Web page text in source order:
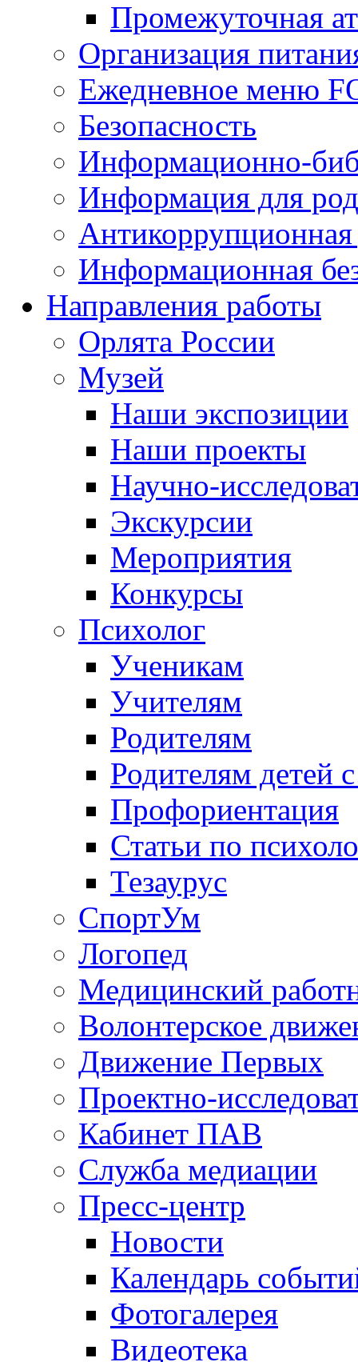
Промежуточная
Организация
Ежедневное меню
Безопасность
Информационно-
Информация для
Антикоррупционная
Информационная
Направления работы
Орлята России
Музей
Наши экспозиции
Наши проекты
Научно-
Экскурсии
Мероприятия
Конкурсы
Психолог
Ученикам
Учителям
Родителям
Родителям детей
Профориентация
Статьи по
Тезаурус
СпортУм
Логопед
Медицинский
Волонтерское
Движение Первых
Проектно-
Кабинет ПАВ
Служба медиации
Пресс-центр
Новости
Календарь
Фотогалерея
Видеотека